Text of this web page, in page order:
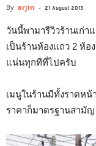
By arjin - 21 August 2013
วันนี้พามารีวิวร้านเก่า
เป็นร้านห้องแถว 2 ห้อ
แน่นทุกทีที่ไปครับ
เมนูในร้านมีทั้งราดห
ราคาก็มาตรฐานสามั